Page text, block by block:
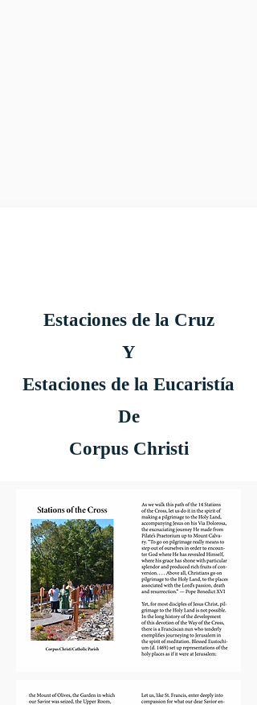
Estaciones de la Cruz
Y
Estaciones de la Eucaristía
De
Corpus Christi